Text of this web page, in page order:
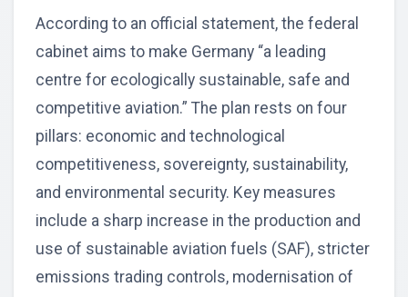
According to an official statement, the federal
cabinet aims to make Germany “a leading
centre for ecologically sustainable, safe and
competitive aviation.” The plan rests on four
pillars: economic and technological
competitiveness, sovereignty, sustainability,
and environmental security. Key measures
include a sharp increase in the production and
use of sustainable aviation fuels (SAF), stricter
emissions trading controls, modernisation of